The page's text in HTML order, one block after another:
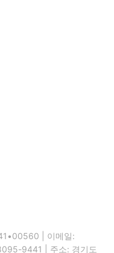
| 이메일:
9441 | 주소: 경기도